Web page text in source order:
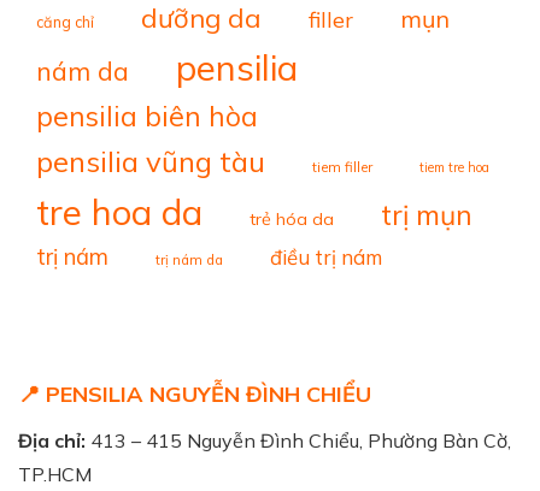
căng chỉ dưỡng da filler mụn
nám da pensilia
pensilia biên hòa
pensilia vũng tàu tiem filler tiem tre hoa
tre hoa da trẻ hóa da trị mụn
trị nám trị nám da điều trị nám
📍 PENSILIA NGUYỄN ĐÌNH CHIỂU
Địa chỉ: 413 – 415 Nguyễn Đình Chiểu, Phường Bàn Cờ,
TP.HCM